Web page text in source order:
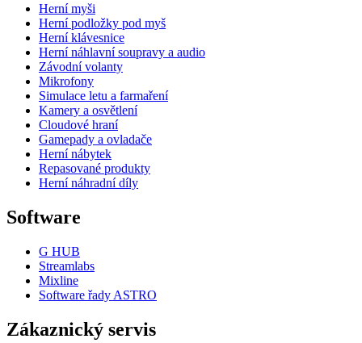
Herní myši
Herní podložky pod myš
Herní klávesnice
Herní náhlavní soupravy a audio
Závodní volanty
Mikrofony
Simulace letu a farmaření
Kamery a osvětlení
Cloudové hraní
Gamepady a ovladače
Herní nábytek
Repasované produkty
Herní náhradní díly
Software
G HUB
Streamlabs
Mixline
Software řady ASTRO
Zákaznický servis